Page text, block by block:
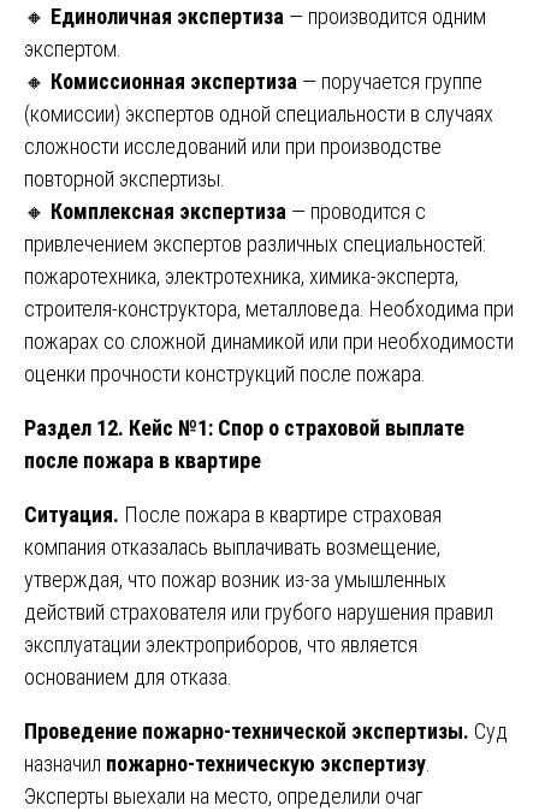
🔸 Единоличная экспертиза — производится одним
экспертом.
🔸 Комиссионная экспертиза — поручается группе
(комиссии) экспертов одной специальности в случаях
сложности исследований или при производстве
повторной экспертизы.
🔸 Комплексная экспертиза — проводится с
привлечением экспертов различных специальностей:
пожаротехника, электротехника, химика-эксперта,
строителя-конструктора, металловеда. Необходима при
пожарах со сложной динамикой или при необходимости
оценки прочности конструкций после пожара.
Раздел 12. Кейс №1: Спор о страховой выплате
после пожара в квартире
Ситуация. После пожара в квартире страховая
компания отказалась выплачивать возмещение,
утверждая, что пожар возник из-за умышленных
действий страхователя или грубого нарушения правил
эксплуатации электроприборов, что является
основанием для отказа.
Проведение пожарно-технической экспертизы. Суд
назначил пожарно-техническую экспертизу
Эксперты выехали на место, определили очаг